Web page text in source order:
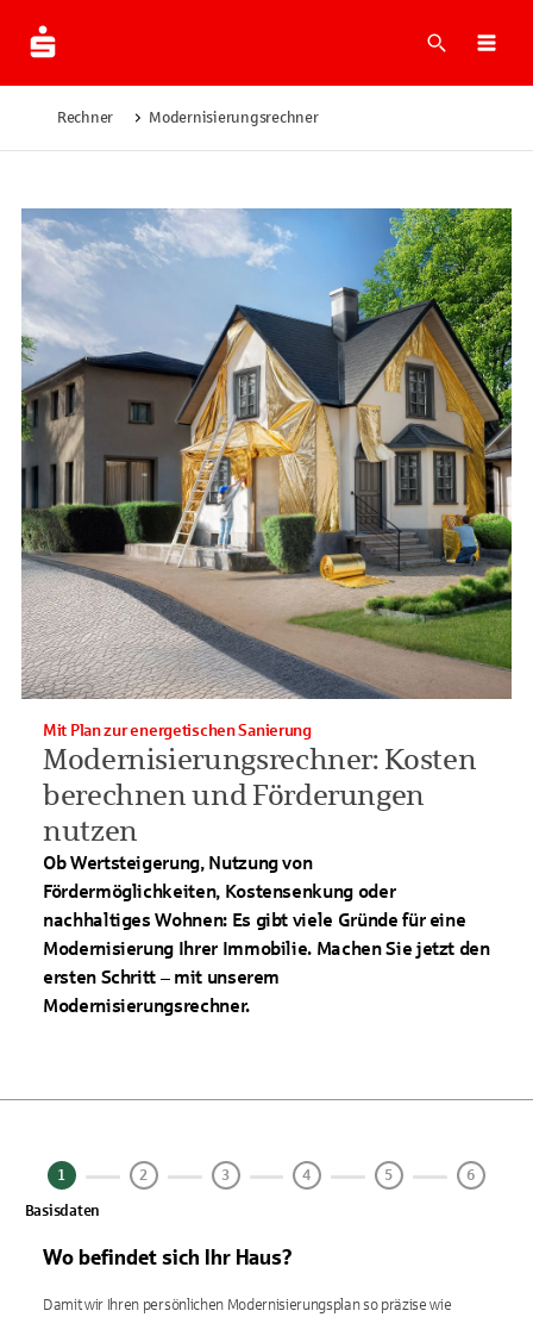
Suche
Rechner Modernisierungsrechner
Modernisierungsrechner: Kosten
berechnen und Förderungen
nutzen
Mit Plan zur energetischen Sanierung
Ob Wertsteigerung, Nutzung von
Fördermöglichkeiten, Kostensenkung oder
nachhaltiges Wohnen: Es gibt viele Gründe für eine
Modernisierung Ihrer Immobilie. Machen Sie jetzt den
ersten Schritt – mit unserem
Modernisierungsrechner.
1
Basisdaten
2 3 4 5 6
Wo befindet sich Ihr Haus?
Damit wir Ihren persönlichen Modernisierungsplan so präzise wie